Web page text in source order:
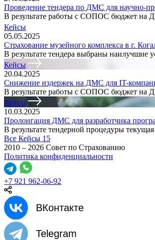
Проведение тендера по ДМС для научно-
В результате работы с СОПОС бюджет на
Кейсы
05.05.2025
Страхование музейного комплекса в г.
В результате тендера выбраны наилучшие
Кейсы
20.04.2025
Снижение издержек на ДМС для IT-
В результате работы с СОПОС бюджет на
Кейсы
10.03.2025
Пролонгация ДМС для разработчика
В результате тендерной процедуры
Все Кейсы 15
2010 – 2026 Совет по Страхованию
Политика конфиденциальности
+7 921 962-06-92
ВКонтакте
Telegram